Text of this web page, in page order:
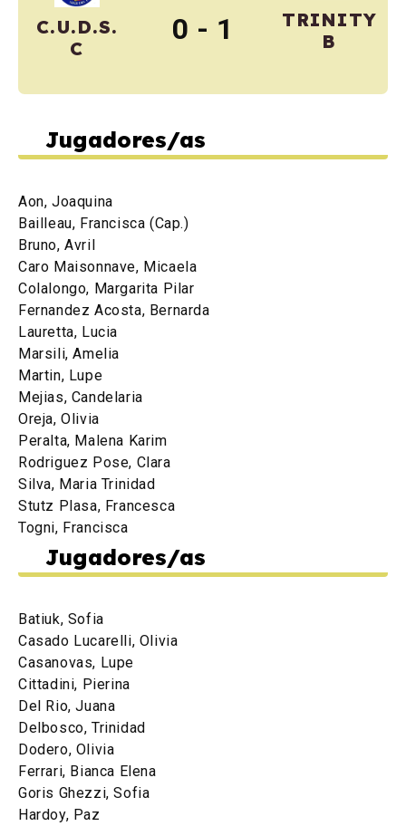
C.U.D.S.
C
0 - 1
TRINITY
B
Jugadores/as
Aon, Joaquina
Bailleau, Francisca (Cap.)
Bruno, Avril
Caro Maisonnave, Micaela
Colalongo, Margarita Pilar
Fernandez Acosta, Bernarda
Lauretta, Lucia
Marsili, Amelia
Martin, Lupe
Mejias, Candelaria
Oreja, Olivia
Peralta, Malena Karim
Rodriguez Pose, Clara
Silva, Maria Trinidad
Stutz Plasa, Francesca
Togni, Francisca
Jugadores/as
Batiuk, Sofia
Casado Lucarelli, Olivia
Casanovas, Lupe
Cittadini, Pierina
Del Rio, Juana
Delbosco, Trinidad
Dodero, Olivia
Ferrari, Bianca Elena
Goris Ghezzi, Sofia
Hardoy, Paz